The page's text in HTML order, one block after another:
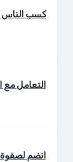
كسب الناس
التعامل مع
انضم